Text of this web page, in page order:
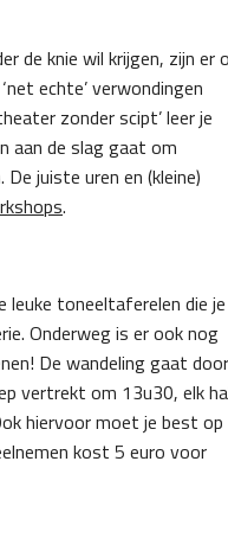
de knie wil krijgen, zijn er
echte’ verwondingen
zonder scipt’ leer je
aan de slag gaat om
juiste uren en (kleine)
.
leuke toneeltaferelen die je
Onderweg is er ook nog
De wandeling gaat door
vertrekt om 13u30, elk
hiervoor moet je best op
kost 5 euro voor